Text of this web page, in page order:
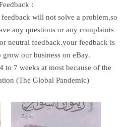
:
will not solve a problem,so
any questions or any complaints
neutral feedback.your feedback is
our business on eBay.
to 7 weeks at most because of the
(The Global Pandemic)